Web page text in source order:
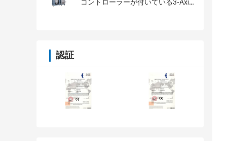
コントローラーが付いている3-Axis
認証